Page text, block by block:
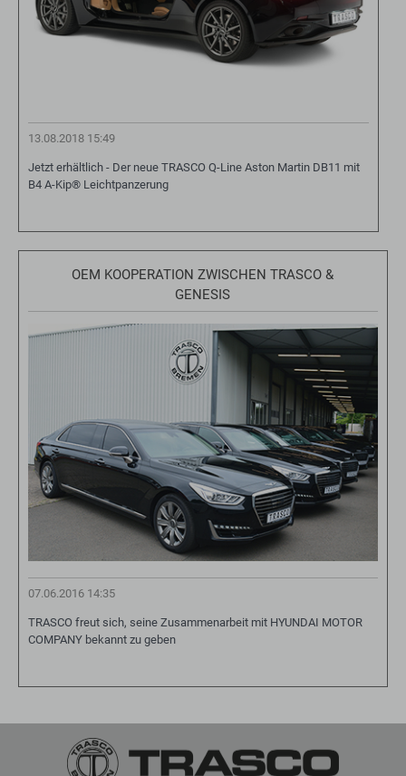
13.08.2018 15:49
Jetzt erhältlich - Der neue TRASCO Q-Line Aston Martin DB11 mit
B4 A-Kip® Leichtpanzerung
OEM KOOPERATION ZWISCHEN TRASCO &
GENESIS
07.06.2016 14:35
TRASCO freut sich, seine Zusammenarbeit mit HYUNDAI MOTOR
COMPANY bekannt zu geben